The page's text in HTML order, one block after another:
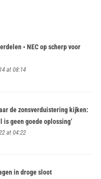
• NEC op scherp voor
at 08:14
de zonsverduistering kijken:
is geen goede oplossing’
at 04:22
in droge sloot